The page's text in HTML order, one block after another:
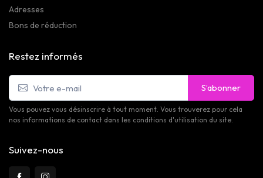
Adresses
Bons de réduction
Restez informés
S’abonner
Vous pouvez vous désinscrire à tout moment. Vous trouverez pour cela
nos informations de contact dans les conditions d'utilisation du site.
Suivez-nous